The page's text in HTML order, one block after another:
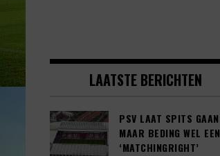
LAATSTE BERICHTEN
PSV LAAT SPITS GAAN
MAAR BEDING WEL EEN
‘MATCHINGRIGHT’